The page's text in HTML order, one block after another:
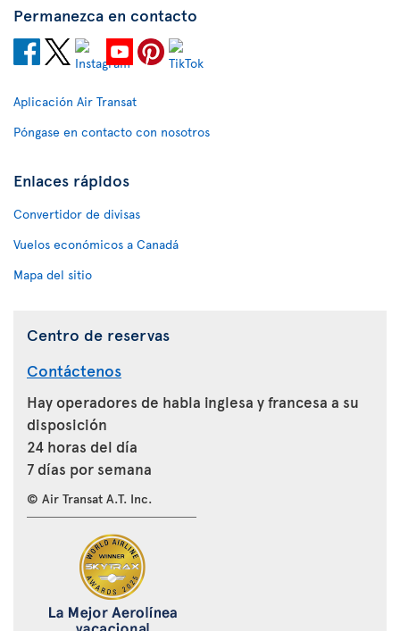
Permanezca en contacto
Aplicación Air Transat
Póngase en contacto con nosotros
Enlaces rápidos
Convertidor de divisas
Vuelos económicos a Canadá
Mapa del sitio
Centro de reservas
Contáctenos
Hay operadores de habla inglesa y francesa a su
disposición
24 horas del día
7 días por semana
© Air Transat A.T. Inc.